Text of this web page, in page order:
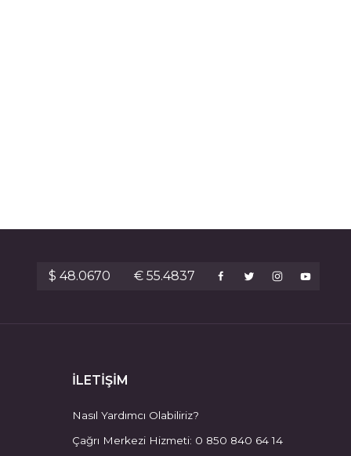
$ 48.0670 € 55.4837
İLETİŞİM
Nasıl Yardımcı Olabiliriz?
Çağrı Merkezi Hizmeti: 0 850 840 64 14